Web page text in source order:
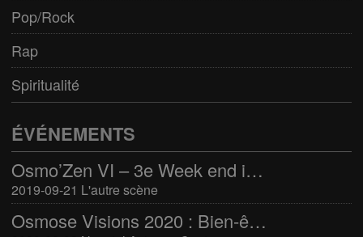
Pop/Rock
Rap
Spiritualité
ÉVÉNEMENTS
Osmo’Zen VI – 3e Week end international du bien-être
2019-09-21 L'autre scène
Osmose Visions 2020 : Bien-être et arts divinatoires